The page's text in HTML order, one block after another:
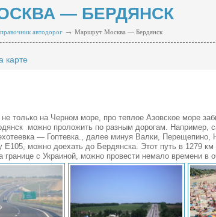
— БЕРДЯНСК
автодорог → Маршрут Москва — Бердянск
карте
только на Черном море, про теплое Азовское море
можно проложить по разным дорогам. Например,
— Гоптевка., далее минуя Валки,
Е105, можно доехать до Бердянска. Этот путь в 1279
границе с Украиной, можно провести немало времени в